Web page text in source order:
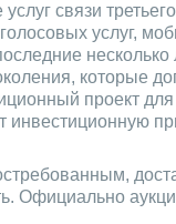
связи
услуг,
которые
проект
инвестиционную
Официально